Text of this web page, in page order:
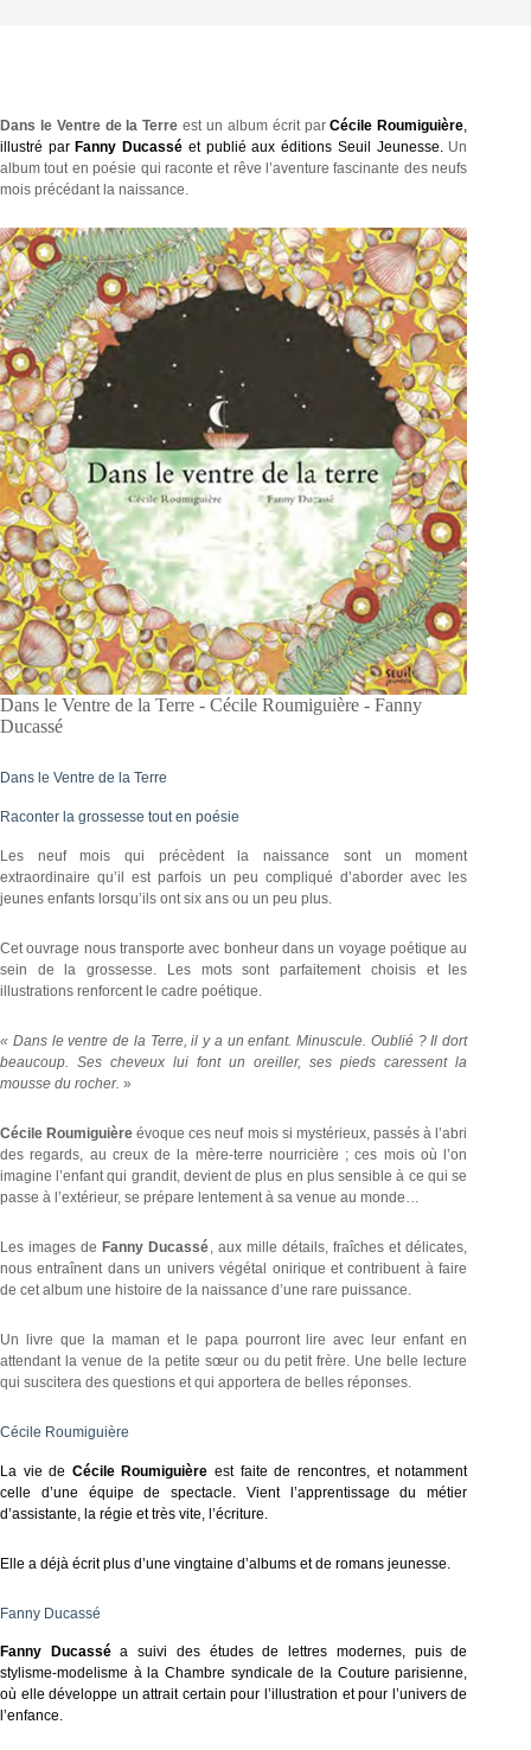
Dans le Ventre de la Terre est un album écrit parCécile Roumiguière,
illustré par Fanny Ducassé et publié aux éditions Seuil Jeunesse. Un
album tout en poésie qui raconte et rêve l’aventure fascinante des neufs
mois précédant la naissance.
Dans le Ventre de la Terre - Cécile Roumiguière - Fanny
Ducassé
Dans le Ventre de la Terre
Raconter la grossesse tout en poésie
Les neuf mois qui précèdent la naissance sont un moment
extraordinaire qu’il est parfois un peu compliqué d’aborder avec les
jeunes enfants lorsqu’ils ont six ans ou un peu plus.
Cet ouvrage nous transporte avec bonheur dans un voyage poétique au
sein de la grossesse. Les mots sont parfaitement choisis et les
illustrations renforcent le cadre poétique.
« Dans le ventre de la Terre, il y a un enfant. Minuscule. Oublié ? Il dort
beaucoup. Ses cheveux lui font un oreiller, ses pieds caressent la
mousse du rocher. »
Cécile Roumiguière évoque ces neuf mois si mystérieux, passés à l’abri
des regards, au creux de la mère-terre nourricière ; ces mois où l’on
imagine l’enfant qui grandit, devient de plus en plus sensible à ce qui se
passe à l’extérieur, se prépare lentement à sa venue au monde…
Les images deFanny Ducassé, aux mille détails, fraîches et délicates,
nous entraînent dans un univers végétal onirique et contribuent à faire
de cet album une histoire de la naissance d’une rare puissance.
Un livre que la maman et le papa pourront lire avec leur enfant en
attendant la venue de la petite sœur ou du petit frère. Une belle lecture
qui suscitera des questions et qui apportera de belles réponses.
Cécile Roumiguière
La vie de Cécile Roumiguière est faite de rencontres, et notamment
celle d’une équipe de spectacle. Vient l’apprentissage du métier
d’assistante, la régie et très vite, l’écriture.
Elle a déjà écrit plus d’une vingtaine d’albums et de romans jeunesse.
Fanny Ducassé
Fanny Ducasséa suivi des études de lettres modernes, puis de
stylisme-modelisme à la Chambre syndicale de la Couture parisienne,
où elle développe un attrait certain pour l’illustration et pour l’univers de
l’enfance.